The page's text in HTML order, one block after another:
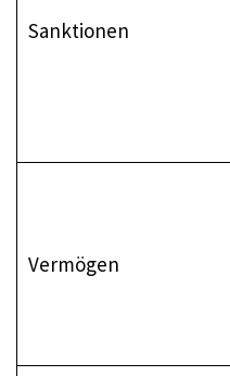
Sanktionen
Vermögen